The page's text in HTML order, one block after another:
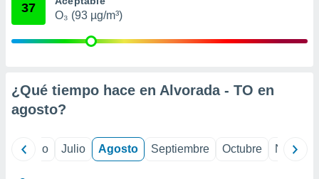
publicidad
publicidad
37
O₃ (93 µg/m³)
¿Qué tiempo hace en Alvorada - TO en
agosto?
Junio Julio Agosto Septiembre Octubre